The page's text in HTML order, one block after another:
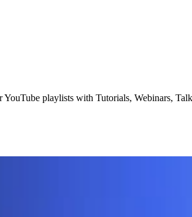
playlists with Tutorials, Webinars,